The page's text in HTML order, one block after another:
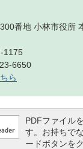
番地 小林市役所
1175
6650
ら
PDFファイル
す。お持ちで
ードボタンを